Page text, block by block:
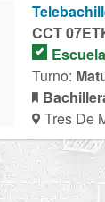
CCT
Turno:
Tres De